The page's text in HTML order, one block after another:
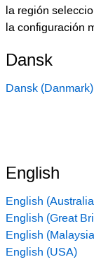
la región
la configuración
Dansk
Dansk (Danmark)
English
English
English (Great
English
English (USA)